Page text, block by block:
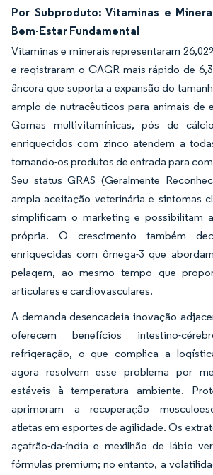
Por Subproduto: Vitaminas e
Bem-Estar Fundamental
Vitaminas e minerais representaram
e registraram o CAGR mais rápido de
âncora que suporta a expansão do
amplo de nutracêuticos para animais de
Gomas multivitamínicas, pós de
enriquecidos com zinco atendem a
tornando-os produtos de entrada para
Seu status GRAS (Geralmente
ampla aceitação veterinária e sintomas
simplificam o marketing e possibilitam
própria. O crescimento também
enriquecidas com ômega-3 que
pelagem, ao mesmo tempo que
articulares e cardiovasculares.
A demanda desencadeia inovação
oferecem benefícios intestino-
refrigeração, o que complica a
agora resolvem esse problema por
estáveis à temperatura ambiente.
aprimoram a recuperação
atletas em esportes de agilidade. Os
açafrão-da-índia e mexilhão de lábio
fórmulas premium; no entanto, a